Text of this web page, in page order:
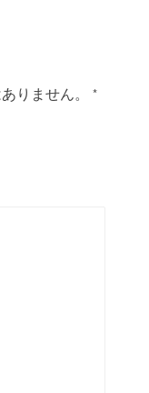
りません。
*